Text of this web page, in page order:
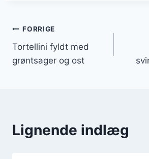
Indlægsnavigation
FORRIGE
Tortellini fyldt med
grøntsager og ost
Lignende indlæg